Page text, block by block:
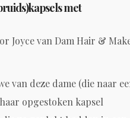
met
van deze dame (die naar
opgestoken kapsel